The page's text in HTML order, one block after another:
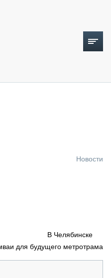
Новости
В Челябинске
для будущего метротрама